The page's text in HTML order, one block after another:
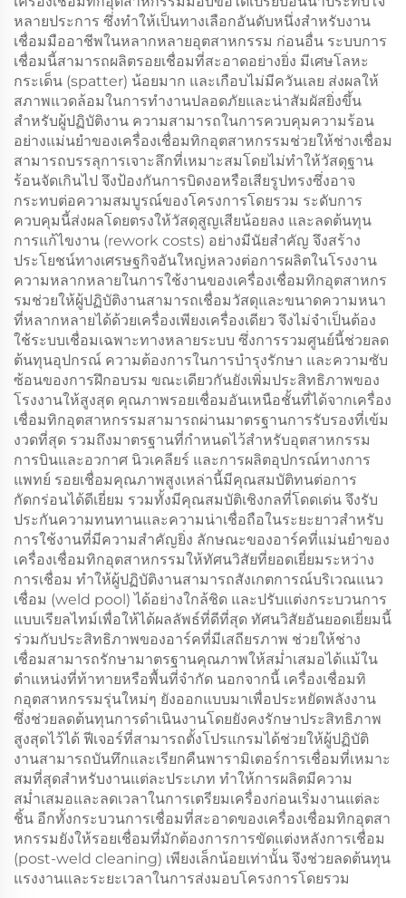
หลายประการ ซึ่งทำให้เป็นทางเลือกอันดับหนึ่งสำหรับงาน
เชื่อมมืออาชีพในหลากหลายอุตสาหกรรม ก่อนอื่น ระบบการ
เชื่อมนี้สามารถผลิตรอยเชื่อมที่สะอาดอย่างยิ่ง มีเศษโลหะ
กระเด็น (spatter) น้อยมาก และเกือบไม่มีควันเลย ส่งผลให้
สภาพแวดล้อมในการทำงานปลอดภัยและน่าสัมผัสยิ่งขึ้น
สำหรับผู้ปฏิบัติงาน ความสามารถในการควบคุมความร้อน
อย่างแม่นยำของเครื่องเชื่อมทิกอุตสาหกรรมช่วยให้ช่างเชื่อม
สามารถบรรลุการเจาะลึกที่เหมาะสมโดยไม่ทำให้วัสดุฐาน
ร้อนจัดเกินไป จึงป้องกันการบิดงอหรือเสียรูปทรงซึ่งอาจ
กระทบต่อความสมบูรณ์ของโครงการโดยรวม ระดับการ
ควบคุมนี้ส่งผลโดยตรงให้วัสดุสูญเสียน้อยลง และลดต้นทุน
การแก้ไขงาน (rework costs) อย่างมีนัยสำคัญ จึงสร้าง
ประโยชน์ทางเศรษฐกิจอันใหญ่หลวงต่อการผลิตในโรงงาน
ความหลากหลายในการใช้งานของเครื่องเชื่อมทิกอุตสาหกร
รมช่วยให้ผู้ปฏิบัติงานสามารถเชื่อมวัสดุและขนาดความหนา
ที่หลากหลายได้ด้วยเครื่องเพียงเครื่องเดียว จึงไม่จำเป็นต้อง
ใช้ระบบเชื่อมเฉพาะทางหลายระบบ ซึ่งการรวมศูนย์นี้ช่วยลด
ต้นทุนอุปกรณ์ ความต้องการในการบำรุงรักษา และความซับ
ซ้อนของการฝึกอบรม ขณะเดียวกันยังเพิ่มประสิทธิภาพของ
โรงงานให้สูงสุด คุณภาพรอยเชื่อมอันเหนือชั้นที่ได้จากเครื่อง
เชื่อมทิกอุตสาหกรรมสามารถผ่านมาตรฐานการรับรองที่เข้ม
งวดที่สุด รวมถึงมาตรฐานที่กำหนดไว้สำหรับอุตสาหกรรม
การบินและอวกาศ นิวเคลียร์ และการผลิตอุปกรณ์ทางการ
แพทย์ รอยเชื่อมคุณภาพสูงเหล่านี้มีคุณสมบัติทนต่อการ
กัดกร่อนได้ดีเยี่ยม รวมทั้งมีคุณสมบัติเชิงกลที่โดดเด่น จึงรับ
ประกันความทนทานและความน่าเชื่อถือในระยะยาวสำหรับ
การใช้งานที่มีความสำคัญยิ่ง ลักษณะของอาร์คที่แม่นยำของ
เครื่องเชื่อมทิกอุตสาหกรรมให้ทัศนวิสัยที่ยอดเยี่ยมระหว่าง
การเชื่อม ทำให้ผู้ปฏิบัติงานสามารถสังเกตการณ์บริเวณแนว
เชื่อม (weld pool) ได้อย่างใกล้ชิด และปรับแต่งกระบวนการ
แบบเรียลไทม์เพื่อให้ได้ผลลัพธ์ที่ดีที่สุด ทัศนวิสัยอันยอดเยี่ยมนี้
ร่วมกับประสิทธิภาพของอาร์คที่มีเสถียรภาพ ช่วยให้ช่าง
เชื่อมสามารถรักษามาตรฐานคุณภาพให้สม่ำเสมอได้แม้ใน
ตำแหน่งที่ท้าทายหรือพื้นที่จำกัด นอกจากนี้ เครื่องเชื่อมทิ
กอุตสาหกรรมรุ่นใหม่ๆ ยังออกแบบมาเพื่อประหยัดพลังงาน
ซึ่งช่วยลดต้นทุนการดำเนินงานโดยยังคงรักษาประสิทธิภาพ
สูงสุดไว้ได้ ฟีเจอร์ที่สามารถตั้งโปรแกรมได้ช่วยให้ผู้ปฏิบัติ
งานสามารถบันทึกและเรียกคืนพารามิเตอร์การเชื่อมที่เหมาะ
สมที่สุดสำหรับงานแต่ละประเภท ทำให้การผลิตมีความ
สม่ำเสมอและลดเวลาในการเตรียมเครื่องก่อนเริ่มงานแต่ละ
ชิ้น อีกทั้งกระบวนการเชื่อมที่สะอาดของเครื่องเชื่อมทิกอุตสา
หกรรมยังให้รอยเชื่อมที่มักต้องการการขัดแต่งหลังการเชื่อม
(post-weld cleaning) เพียงเล็กน้อยเท่านั้น จึงช่วยลดต้นทุน
แรงงานและระยะเวลาในการส่งมอบโครงการโดยรวม